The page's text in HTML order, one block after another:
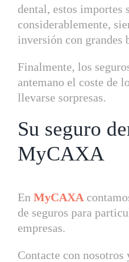
dental, estos importes
considerablemente,
inversión con grandes
Finalmente, los
antemano el coste de
llevarse sorpresas.
Su seguro
MyCAXA
En MyCAXA
de seguros para
empresas.
Contacte con nosotros